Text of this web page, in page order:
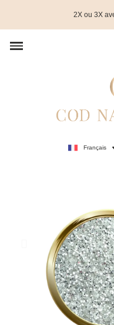
2X ou 3X
Français